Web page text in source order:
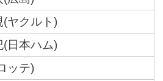
(ヤクルト)
(日本ハム)
ッテ)